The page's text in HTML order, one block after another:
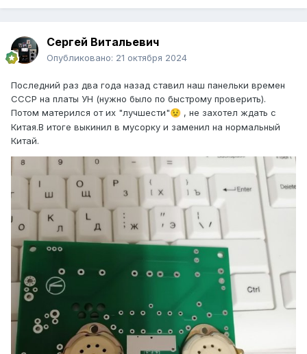
Сергей Витальевич
Опубликовано: 21 октября 2024
Последний раз два года назад ставил наш панельки времен
СССР на платы УН (нужно было по быстрому проверить).
Потом матерился от их "лучшести"😟 , не захотел ждать с
Китая.В итоге выкинил в мусорку и заменил на нормальный
Китай.